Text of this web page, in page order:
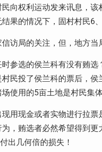
向权利运动发来讯息，
果的情况下，固村村民6
访局的关注，但，地方当
参选的侯兰科有没有贿
民投了侯兰科的票后，
使用的5亩土地是村民集
用现金或者实物进行拉
，贿选者必然希望得到
出几何倍的损失！